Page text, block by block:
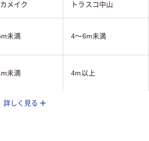
メイク トラスコ中山
未満 4～6m未満
未満 4m以上
詳しく見る